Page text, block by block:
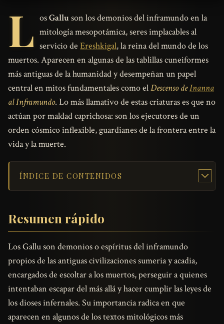
L osGalluson los demonios del inframundo en la
mitología mesopotámica, seres implacables al
servicio deEreshkigal, la reina del mundo de los
muertos. Aparecen en algunas de las tablillas cuneiformes
más antiguas de la humanidad y desempeñan un papel
central en mitos fundamentales como elDescenso deInanna
al Inframundo. Lo más llamativo de estas criaturas es que no
actúan por maldad caprichosa: son los ejecutores de un
orden cósmico inflexible, guardianes de la frontera entre la
vida y la muerte.
ÍNDICE DE CONTENIDOS
Resumen rápido
Los Gallu son demonios o espíritus del inframundo
propios de las antiguas civilizaciones sumeria y acadia,
encargados de escoltar a los muertos, perseguir a quienes
intentaban escapar del más allá y hacer cumplir las leyes de
los dioses infernales. Su importancia radica en que
aparecen en algunos de los textos mitológicos más